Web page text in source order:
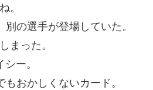
。
の選手が登場していた。
まった。
ー。
おかしくないカード。